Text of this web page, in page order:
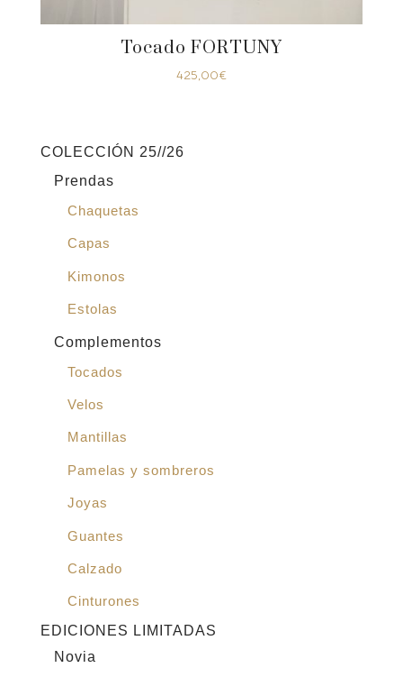
Tocado FORTUNY
425,00€
COLECCIÓN 25//26
Prendas
Chaquetas
Capas
Kimonos
Estolas
Complementos
Tocados
Velos
Mantillas
Pamelas y sombreros
Joyas
Guantes
Calzado
Cinturones
EDICIONES LIMITADAS
Novia